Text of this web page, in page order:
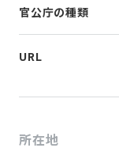
官公庁の種類
URL
所在地